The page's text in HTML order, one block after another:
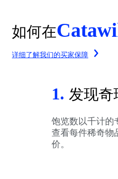
如何在
详细了解我们的买家保障
1. 发现奇
饱览数以千计的
查看每件稀奇物
价。